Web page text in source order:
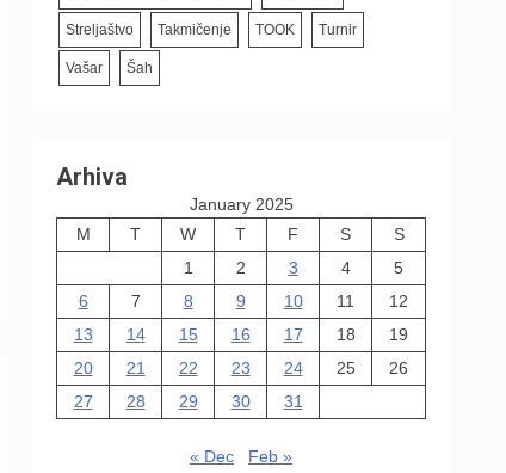
Streljaštvo Takmičenje TOOK Turnir
Vašar Šah
Arhiva
January 2025
M
T W T F S
S
1
2 3 4
5
6
7 8 9 10 11
12
13
14 15 16 17 18
19
20
21 22 23 24 25
26
27
28 29 30 31
« Dec Feb »